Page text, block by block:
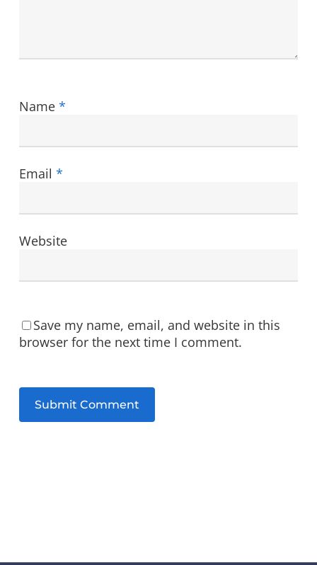
Name *
Email *
Website
Save my name, email, and website in this
browser for the next time I comment.